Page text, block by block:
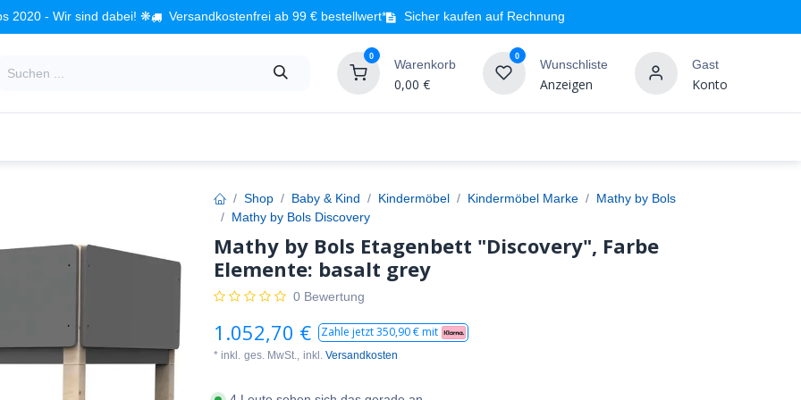
2020 - Wir sind dabei! ❋ Versandkostenfrei ab 99 € bestellwert* Sicher kaufen auf Rechnung
0
Warenkorb
0,00 €
0
Wunschliste
Anzeigen
Gast
Konto
Shop Baby & Kind Kindermöbel Kindermöbel Marke
Mathy by Bols
Mathy by Bols Discovery
Mathy by Bols Etagenbett "Discovery", Farbe
Elemente: basalt grey
0 Bewertung
1.052,70 € Zahle jetzt350,90€ mit
* inkl. ges. MwSt., inkl. Versandkosten